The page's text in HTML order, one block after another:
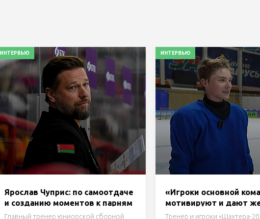
ИНТЕРВЬЮ
Ярослав Чуприс: по самоотдаче
и созданию моментов к парням
претензий нет. Сегодня
Главный тренер юниорской сборной
ИНТЕРВЬЮ
«Игроки основной
мотивируют и дают
регулярно ходить на
Тренер и игроки «Шахтера-